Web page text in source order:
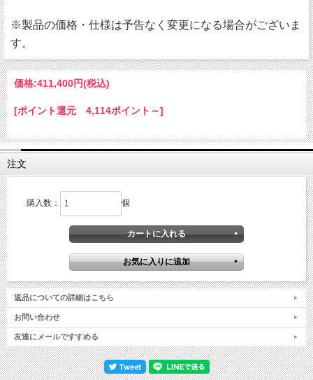
※製品の価格・仕様は予告なく変更になる場合がございま
す。
価格:411,400円(税込)
[ポイント還元 4,114ポイント～]
注文
購入数： 個
返品についての詳細はこちら
お問い合わせ
友達にメールですすめる